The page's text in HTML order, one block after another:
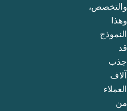
والتخصص،
وهذا
النموذج
قد
جذب
آلاف
العملاء
من